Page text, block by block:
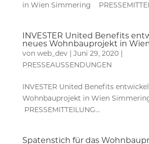
in Wien Simmering
INVESTER United Benefits
neues Wohnbauprojekt in
von web_dev| Juni 29, 2020|
PRESSEAUSSENDUNGEN
INVESTER United Benefits
Wohnbauprojekt in Wien
PRESSEMITTEILUNG...
Spatenstich für das